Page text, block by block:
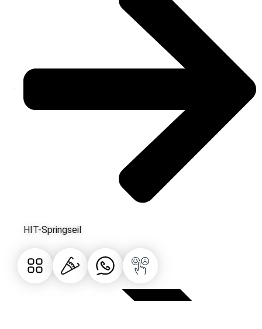
HIT-Springseil